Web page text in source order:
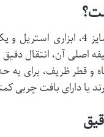
سر سوزن قلم انسولین کافبر
اصلی آن، انتقال
و قطر ظریف، برای به
یا دارای بافت